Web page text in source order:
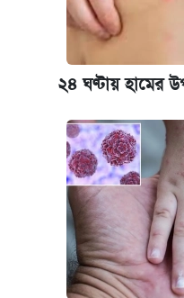
২৪ ঘণ্টায় হামের